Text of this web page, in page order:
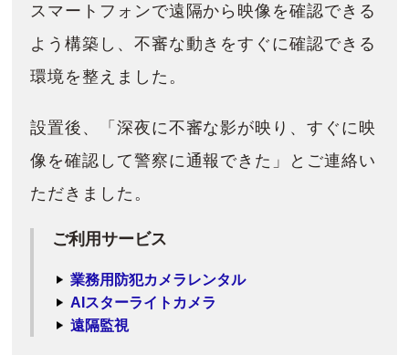
スマートフォンで遠隔から映像を確認できる
よう構築し、不審な動きをすぐに確認できる
環境を整えました。
設置後、「深夜に不審な影が映り、すぐに映
像を確認して警察に通報できた」とご連絡い
ただきました。
ご利用サービス
業務用防犯カメラレンタル
AIスターライトカメラ
遠隔監視